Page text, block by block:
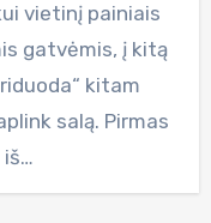
gatvėmis, į kitą
kitam
salą. Pirmas
iš…